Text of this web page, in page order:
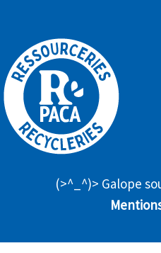
(>^_^)> Galope